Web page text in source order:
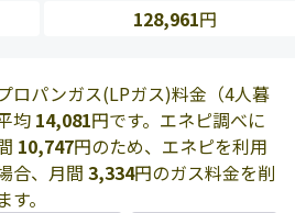
128,961円
ロパンガス(LPガス)料金（4人暮
均 14,081円です。エネピ調べに
10,747円のため、エネピを利用
合、月間 3,334円のガス料金を削
。